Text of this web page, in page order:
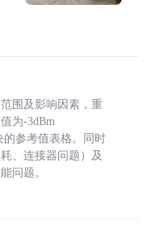
围及影响因素，重
为-3dBm
的参考值表格。同时
、连接器问题）及
问题。